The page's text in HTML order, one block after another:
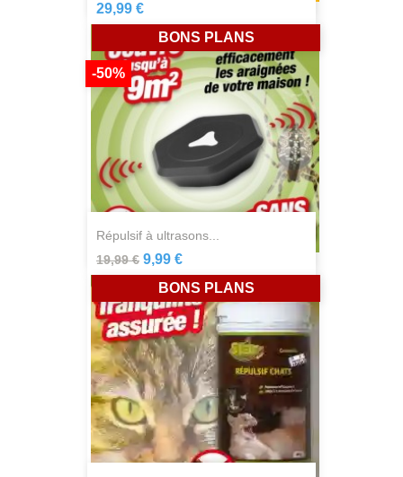
29,99 €
répulsif à ultrasons...
19,99 €
-50%
9,99 €
BONS PLANS
BONS PLANS